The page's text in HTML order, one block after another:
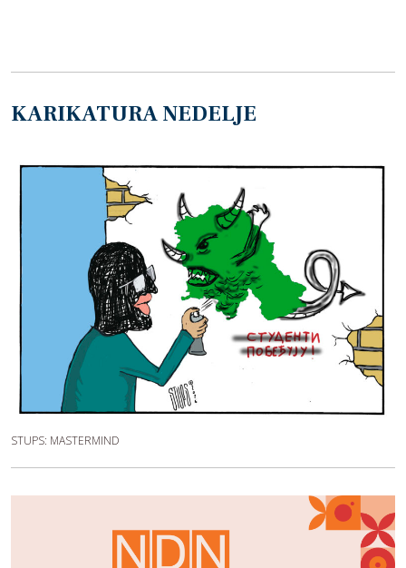
KARIKATURA NEDELJE
STUPS: MASTERMIND